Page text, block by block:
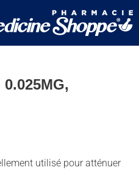
0.025MG,
utilisé pour atténuer